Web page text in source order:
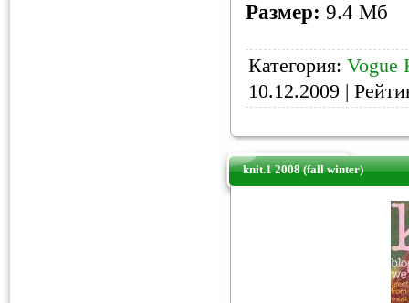
Размер: 9.4 Мб
Категория: Vogue
10.12.2009 |
knit.1 2008 (fall winter)